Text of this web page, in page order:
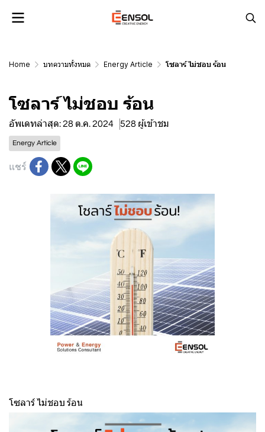
Home บทความทั้งหมด Energy Article โซลาร์ ไม่ชอบ ร้อน
โซลาร์ ไม่ชอบ ร้อน
อัพเดทล่าสุด: 28 ต.ค. 2024 528 ผู้เข้าชม
Energy Article
แชร์
โซลาร์ ไม่ชอบ ร้อน